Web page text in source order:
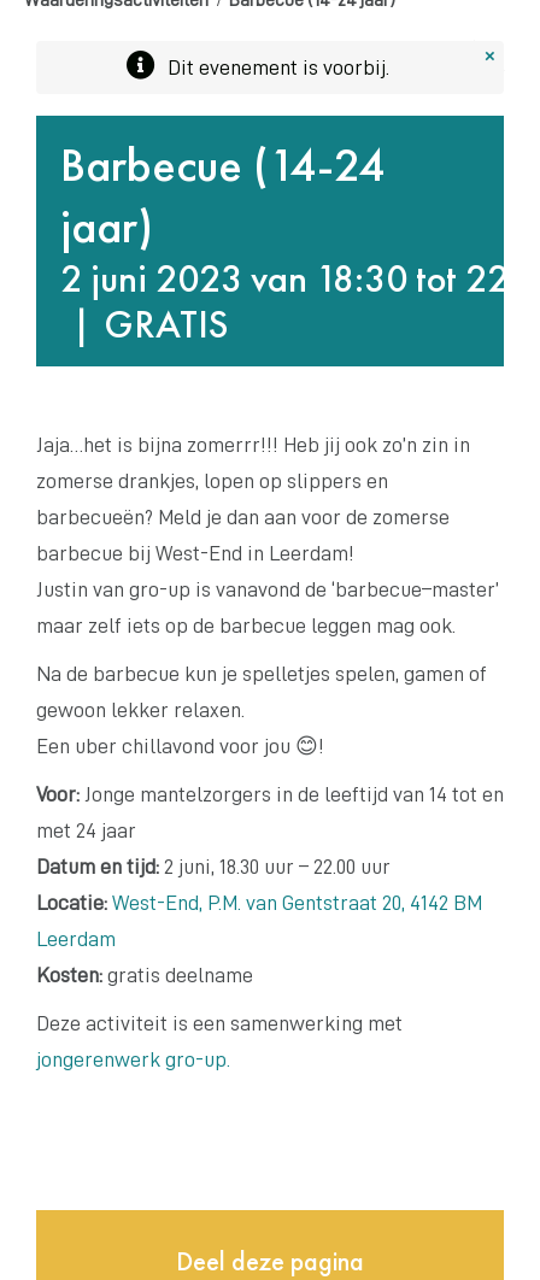
Dit evenement is voorbij.
×
Barbecue (14-24
jaar)
2 juni 2023 van 18:30tot
| GRATIS
Jaja…het is bijna zomerrr!!! Heb jij ook zo’n zin in
zomerse drankjes, lopen op slippers en
barbecueën? Meld je dan aan voor de zomerse
barbecue bij West-End in Leerdam!
Justin van gro-up is vanavond de ‘barbecue–master’
maar zelf iets op de barbecue leggen mag ook.
Na de barbecue kun je spelletjes spelen, gamen of
gewoon lekker relaxen.
Een uber chillavond voor jou 😊!
Voor: Jonge mantelzorgers in de leeftijd van 14 tot en
met 24 jaar
Datum en tijd: 2 juni, 18.30 uur – 22.00 uur
Locatie: West-End, P.M. van Gentstraat 20, 4142 BM
Leerdam
Kosten: gratis deelname
Deze activiteit is een samenwerking met
jongerenwerk gro-up.
Deel deze pagina